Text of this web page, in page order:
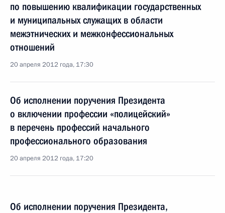
по повышению квалификации государственных
и муниципальных служащих в области
межэтнических и межконфессиональных
отношений
20 апреля 2012 года, 17:30
Об исполнении поручения Президента
о включении профессии «полицейский»
в перечень профессий начального
профессионального образования
20 апреля 2012 года, 17:20
Об исполнении поручения Президента,